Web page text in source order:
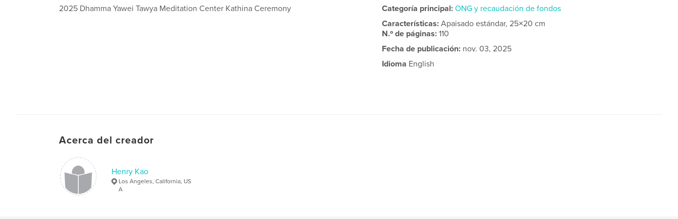
2025 Dhamma Yawei Tawya Meditation Center Kathina Ceremony Categoría principal: ONG y recaudación de fondos
Características:Apaisado estándar, 25×20 cm
N.º de páginas:110
Fecha de publicación: nov. 03, 2025
Idioma English
Acerca del creador
Henry Kao
Los Angeles, California, US
A